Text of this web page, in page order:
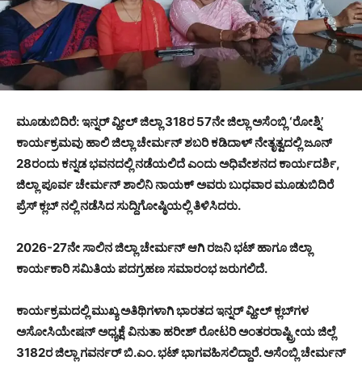
ಮೂಡುಬಿದಿರೆ: ಇನ್ನರ್ ವ್ಹೀಲ್ ಜಿಲ್ಲಾ 318ರ 57ನೇ ಜಿಲ್ಲಾ ಅಸೆಂಬ್ಲಿ ‘ರೋಶ್ನಿ’
ಕಾರ್ಯಕ್ರಮವು ಹಾಲಿ ಜಿಲ್ಲಾ ಚೇರ್ಮನ್ ಶಬರಿ ಕಡಿದಾಳ್ ನೇತೃತ್ವದಲ್ಲಿ ಜೂನ್
28ರಂದು ಕನ್ನಡ ಭವನದಲ್ಲಿ ನಡೆಯಲಿದೆ ಎಂದು ಅಧಿವೇಶನದ ಕಾರ್ಯದರ್ಶಿ,
ಜಿಲ್ಲಾ ಪೂರ್ವ ಚೇರ್ಮನ್ ಶಾಲಿನಿ ನಾಯಕ್ ಅವರು ಬುಧವಾರ ಮೂಡುಬಿದಿರೆ
ಪ್ರೆಸ್ ಕ್ಲಬ್ ನಲ್ಲಿ ನಡೆಸಿದ ಸುದ್ದಿಗೋಷ್ಠಿಯಲ್ಲಿ ತಿಳಿಸಿದರು.
2026-27ನೇ ಸಾಲಿನ ಜಿಲ್ಲಾ ಚೇರ್ಮನ್ ಆಗಿ ರಜನಿ ಭಟ್ ಹಾಗೂ ಜಿಲ್ಲಾ
ಕಾರ್ಯಕಾರಿ ಸಮಿತಿಯ ಪದಗ್ರಹಣ ಸಮಾರಂಭ ಜರುಗಲಿದೆ.
ಕಾರ್ಯಕ್ರಮದಲ್ಲಿ ಮುಖ್ಯ ಅತಿಥಿಗಳಾಗಿ ಭಾರತದ ಇನ್ನರ್ ವ್ಹೀಲ್ ಕ್ಲಬ್‌ಗಳ
ಅಸೋಸಿಯೇಷನ್ ಅಧ್ಯಕ್ಷೆ ವಿನುತಾ ಹರೀಶ್ ರೋಟರಿ ಅಂತರರಾಷ್ಟ್ರೀಯ ಜಿಲ್ಲೆ
3182ರ ಜಿಲ್ಲಾ ಗವರ್ನರ್ ಬಿ.ಎಂ. ಭಟ್ ಭಾಗವಹಿಸಲಿದ್ದಾರೆ. ಅಸೆಂಬ್ಲಿ ಚೇರ್ಮನ್